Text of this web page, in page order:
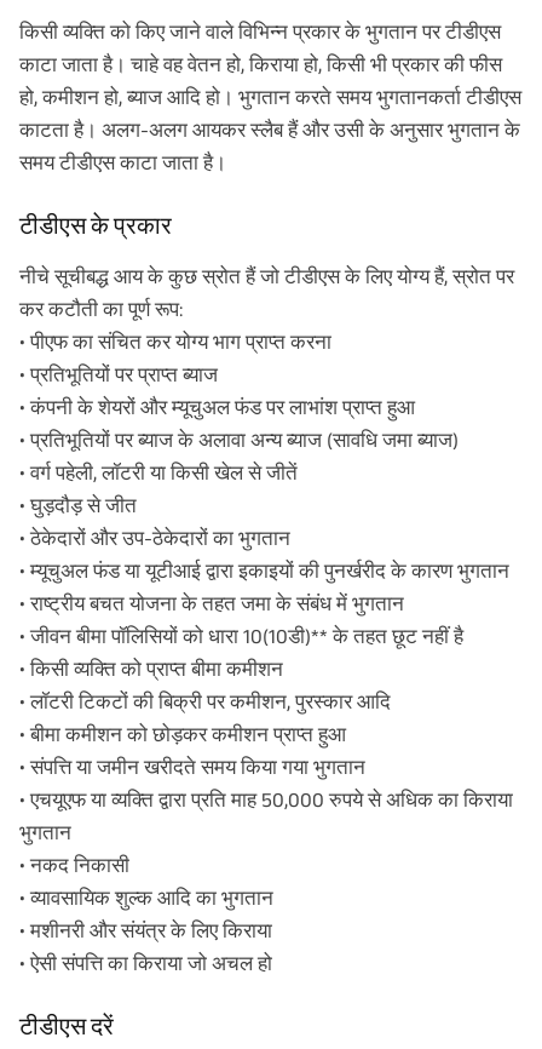
टीडीएस दरें
नई कर व्यवस्था के अनुसार टीडीएस गणना फार्मूला
देर से टीडीएस भुगतान के लिए ब्याज की गणना कैसे की जाती है?
आप करों पर कैसे बचत कर सकते हैं?
पात्रता मापदंड
प्रपत्र आवश्यक
टीडीएस भुगतान 2022 के लिए महत्वपूर्ण तिथियां
किसी व्यक्ति को किए जाने वाले विभिन्न प्रकार के भुगतान पर टीडीएस
काटा जाता है। चाहे वह वेतन हो, किराया हो, किसी भी प्रकार की फीस
हो, कमीशन हो, ब्याज आदि हो। भुगतान करते समय भुगतानकर्ता टीडीएस
काटता है। अलग-अलग आयकर स्लैब हैं और उसी के अनुसार भुगतान के
समय टीडीएस काटा जाता है।
टीडीएस के प्रकार
नीचे सूचीबद्ध आय के कुछ स्रोत हैं जो टीडीएस के लिए योग्य हैं, स्रोत पर
कर कटौती का पूर्ण रूप:
• पीएफ का संचित कर योग्य भाग प्राप्त करना
• प्रतिभूतियों पर प्राप्त ब्याज
• कंपनी के शेयरों और म्यूचुअल फंड पर लाभांश प्राप्त हुआ
• प्रतिभूतियों पर ब्याज के अलावा अन्य ब्याज (सावधि जमा ब्याज)
• वर्ग पहेली, लॉटरी या किसी खेल से जीतें
• घुड़दौड़ से जीत
• ठेकेदारों और उप-ठेकेदारों का भुगतान
• म्यूचुअल फंड या यूटीआई द्वारा इकाइयों की पुनर्खरीद के कारण भुगतान
• राष्ट्रीय बचत योजना के तहत जमा के संबंध में भुगतान
• जीवन बीमा पॉलिसियों को धारा 10(10डी)** के तहत छूट नहीं है
• किसी व्यक्ति को प्राप्त बीमा कमीशन
• लॉटरी टिकटों की बिक्री पर कमीशन, पुरस्कार आदि
• बीमा कमीशन को छोड़कर कमीशन प्राप्त हुआ
• संपत्ति या जमीन खरीदते समय किया गया भुगतान
• एचयूएफ या व्यक्ति द्वारा प्रति माह 50,000 रुपये से अधिक का किराया
भुगतान
• नकद निकासी
• व्यावसायिक शुल्क आदि का भुगतान
• मशीनरी और संयंत्र के लिए किराया
• ऐसी संपत्ति का किराया जो अचल हो
टीडीएस दरें